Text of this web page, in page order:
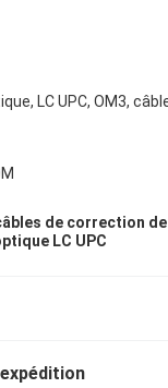
LC UPC, OM3,
de correction
LC UPC